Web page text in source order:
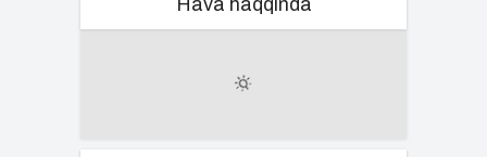
Hava haqqında